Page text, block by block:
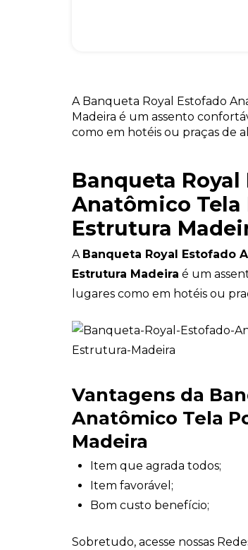
A Banqueta Royal Estofado
Madeira é um assento
como em hotéis ou praças de
Banqueta Royal
Anatômico Tela
Estrutura
A Banqueta Royal Estofado
Estrutura Madeira é um
lugares como em hotéis ou
Vantagens da
Anatômico Tela
Madeira
Item que agrada todos;
Item favorável;
Bom custo benefício;
Sobretudo, acesse nossas